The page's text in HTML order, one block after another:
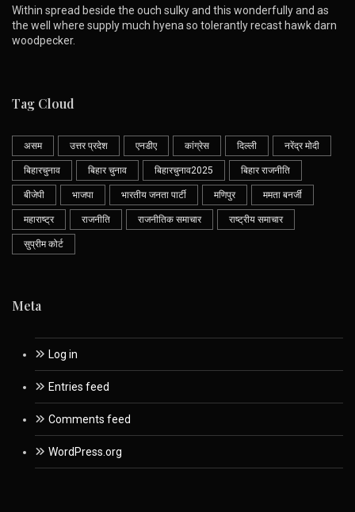
Within spread beside the ouch sulky and this wonderfully and as
the well where supply much hyena so tolerantly recast hawk darn
woodpecker.
Tag Cloud
असम उत्तर प्रदेश एनडीए कांग्रेस दिल्ली नरेंद्र मोदी
बिहारचुनाव बिहार चुनाव बिहारचुनाव2025 बिहार राजनीति
बीजेपी भाजपा भारतीय जनता पार्टी मणिपुर ममता बनर्जी
महाराष्ट्र राजनीति राजनीतिक समाचार राष्ट्रीय समाचार
सुप्रीम कोर्ट
Meta
Log in
Entries feed
Comments feed
WordPress.org